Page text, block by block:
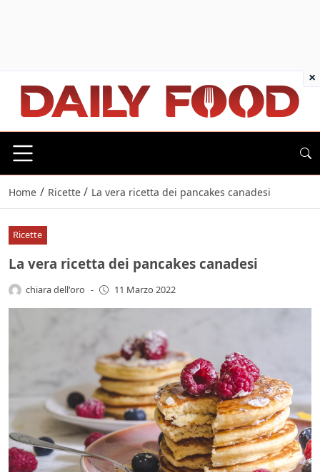
Home / Ricette / La vera ricetta dei pancakes canadesi
Ricette
La vera ricetta dei pancakes canadesi
chiara dell'oro - 11 Marzo 2022
×